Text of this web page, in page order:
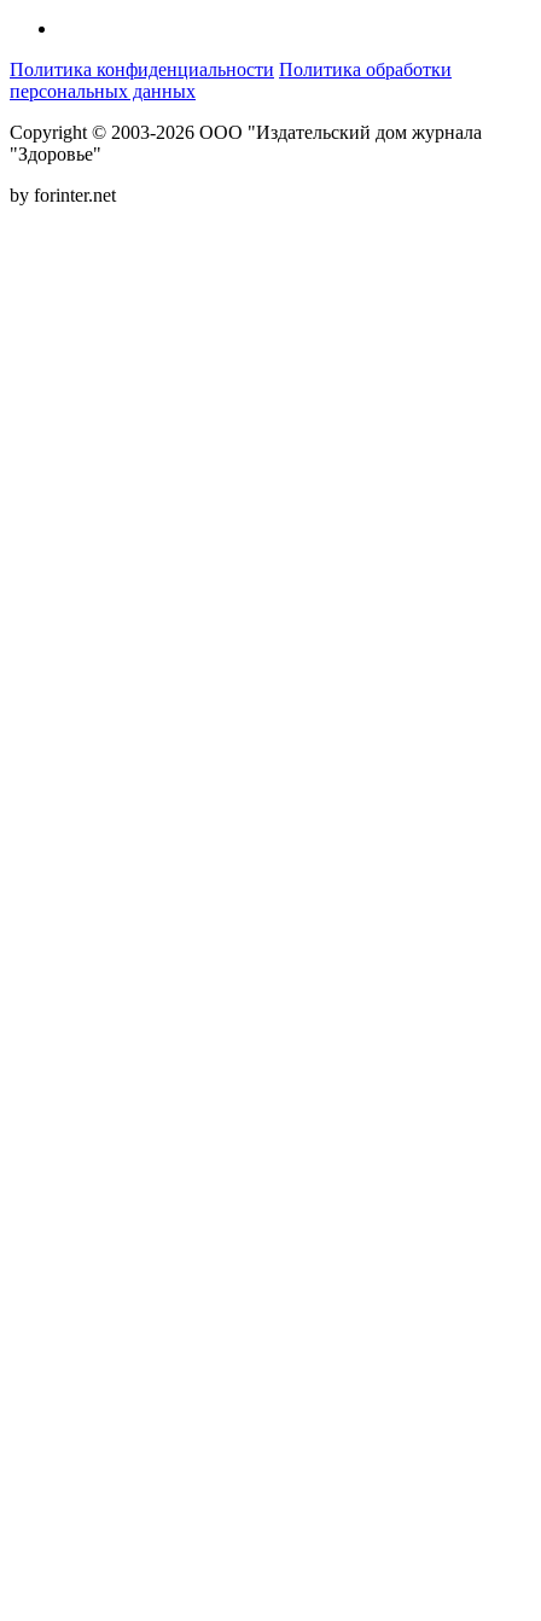
Политика конфиденциальности Политика обработки
персональных данных
Copyright © 2003-2026 ООО "Издательский дом журнала
"Здоровье"
by forinter.net